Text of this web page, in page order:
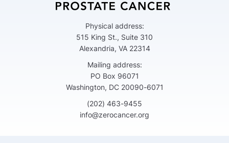
Physical address:
515 King St., Suite 310
Alexandria, VA 22314
Mailing address:
PO Box 96071
Washington, DC 20090-6071
(202) 463-9455
info@zerocancer.org